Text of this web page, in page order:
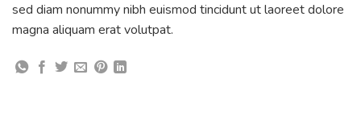
sed diam nonummy nibh euismod tincidunt ut laoreet dolore
magna aliquam erat volutpat.